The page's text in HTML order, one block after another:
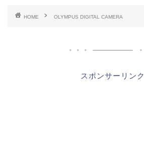
HOME OLYMPUS DIGITAL CAMERA
スポンサーリンク